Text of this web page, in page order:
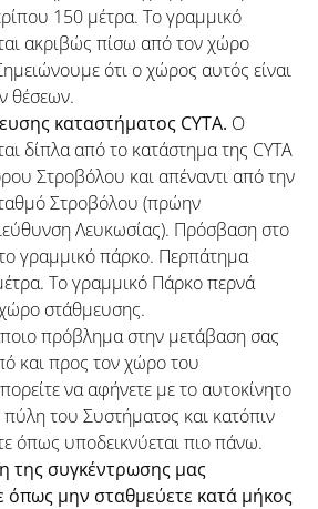
150 μέτρα. Το γραμμικό
ακριβώς πίσω από τον χώρο
ότι ο χώρος αυτός είναι
θέσεων.
καταστήματος CYTA. Ο
δίπλα από το κατάστημα της CYTA
Στροβόλου και απέναντι από την
Στροβόλου (πρώην
Λευκωσίας). Πρόσβαση στο
γραμμικό πάρκο. Περπάτημα
Το γραμμικό Πάρκο περνά
στάθμευσης.
πρόβλημα στην μετάβαση σας
και προς τον χώρο του
να αφήνετε με το αυτοκίνητο
του Συστήματος και κατόπιν
όπως υποδεικνύεται πιο πάνω.
της συγκέντρωσης μας
μην σταθμεύετε κατά μήκος